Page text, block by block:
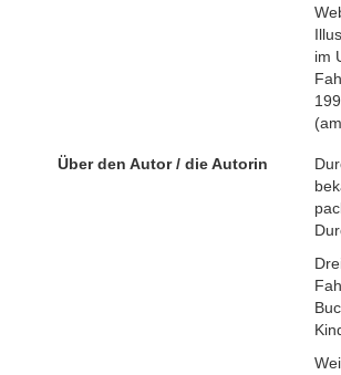
im
Über den Autor / die Autorin